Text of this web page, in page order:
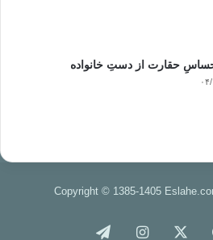
حقارت از دستِ خانواده
۰۳
Copyright © 1385-1405
فیس اینستاگرام